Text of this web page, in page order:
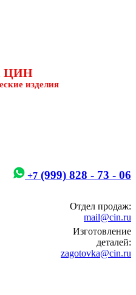
ЦИН
изделия
+7 (999) 828 - 73 - 06
Отдел продаж:
mail@cin.ru
Изготовление
деталей:
zagotovka@cin.ru